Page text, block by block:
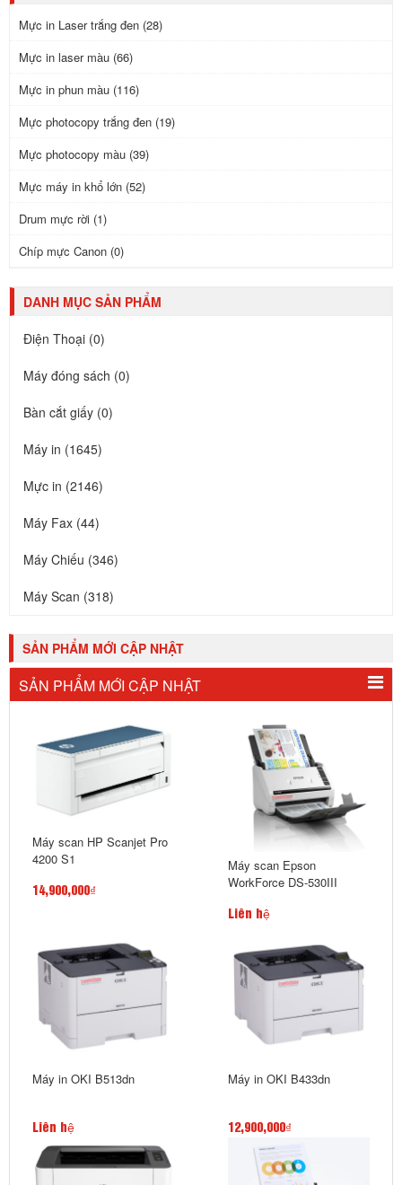
Mực in Laser trắng đen (28)
Mực in laser màu (66)
Mực in phun màu (116)
Mực photocopy trắng đen (19)
Mực photocopy màu (39)
Mực máy in khổ lớn (52)
Drum mực rời (1)
Chíp mực Canon (0)
DANH MỤC SẢN PHẨM
Điện Thoại (0)
Máy đóng sách (0)
Bàn cắt giấy (0)
Máy in (1645)
Mực in (2146)
Máy Fax (44)
Máy Chiếu (346)
Máy Scan (318)
SẢN PHẨM MỚI CẬP NHẬT
SẢN PHẨM MỚI CẬP NHẬT
Máy scan HP Scanjet Pro
4200 S1
14,900,000₫
Máy scan Epson
WorkForce DS-530III
Liên hệ
Máy in OKI B513dn
Liên hệ
Máy in OKI B433dn
12,900,000₫